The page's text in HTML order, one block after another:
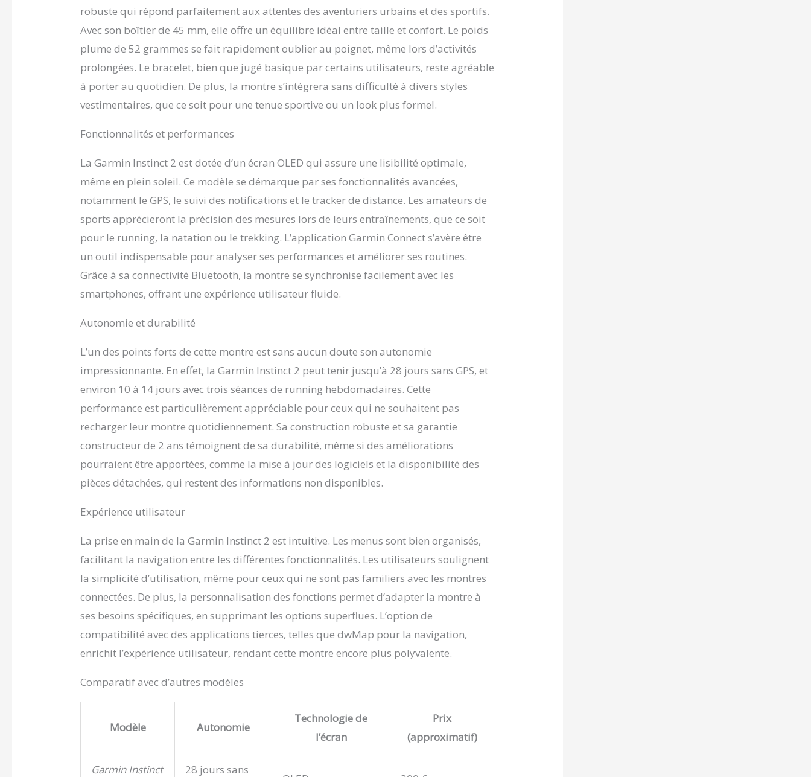
robuste qui répond parfaitement aux attentes des aventuriers urbains et des sportifs.
Avec son boîtier de 45 mm, elle offre un équilibre idéal entre taille et confort. Le poids
plume de 52 grammes se fait rapidement oublier au poignet, même lors d’activités
prolongées. Le bracelet, bien que jugé basique par certains utilisateurs, reste agréable
à porter au quotidien. De plus, la montre s’intégrera sans difficulté à divers styles
vestimentaires, que ce soit pour une tenue sportive ou un look plus formel.
Fonctionnalités et performances
La Garmin Instinct 2 est dotée d’un écran OLED qui assure une lisibilité optimale,
même en plein soleil. Ce modèle se démarque par ses fonctionnalités avancées,
notamment le GPS, le suivi des notifications et le tracker de distance. Les amateurs de
sports apprécieront la précision des mesures lors de leurs entraînements, que ce soit
pour le running, la natation ou le trekking. L’application Garmin Connect s’avère être
un outil indispensable pour analyser ses performances et améliorer ses routines.
Grâce à sa connectivité Bluetooth, la montre se synchronise facilement avec les
smartphones, offrant une expérience utilisateur fluide.
Autonomie et durabilité
L’un des points forts de cette montre est sans aucun doute son autonomie
impressionnante. En effet, la Garmin Instinct 2 peut tenir jusqu’à 28 jours sans GPS, et
environ 10 à 14 jours avec trois séances de running hebdomadaires. Cette
performance est particulièrement appréciable pour ceux qui ne souhaitent pas
recharger leur montre quotidiennement. Sa construction robuste et sa garantie
constructeur de 2 ans témoignent de sa durabilité, même si des améliorations
pourraient être apportées, comme la mise à jour des logiciels et la disponibilité des
pièces détachées, qui restent des informations non disponibles.
Expérience utilisateur
La prise en main de la Garmin Instinct 2 est intuitive. Les menus sont bien organisés,
facilitant la navigation entre les différentes fonctionnalités. Les utilisateurs soulignent
la simplicité d’utilisation, même pour ceux qui ne sont pas familiers avec les montres
connectées. De plus, la personnalisation des fonctions permet d’adapter la montre à
ses besoins spécifiques, en supprimant les options superflues. L’option de
compatibilité avec des applications tierces, telles que dwMap pour la navigation,
enrichit l’expérience utilisateur, rendant cette montre encore plus polyvalente.
Comparatif avec d’autres modèles
Modèle Autonomie
Technologie de
l’écran
Prix
(approximatif)
Garmin Instinct 28 jours sans